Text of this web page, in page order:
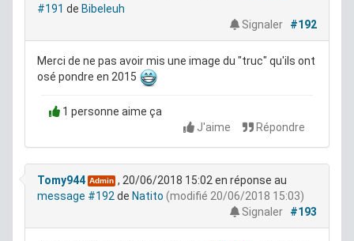
#191 de Bibeleuh
Signaler
#192
Merci de ne pas avoir mis une image du "truc" qu'ils ont
osé pondre en 2015
1 personne aime ça
J'aime
Répondre
Tomy944 Admin , 20/06/2018 15:02 en réponse au
message #192 de Natito (modifié 20/06/2018 15:03)
Signaler
#193